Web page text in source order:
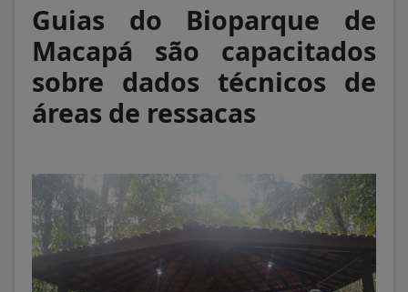
Guias do Bioparque de
Macapá são capacitados
sobre dados técnicos de
áreas de ressacas